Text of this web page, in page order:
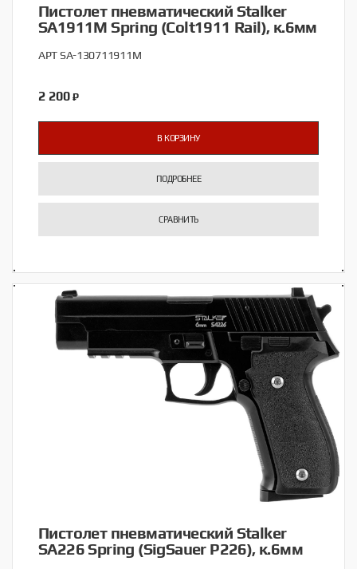
Пистолет пневматический Stalker
SA1911M Spring (Colt1911 Rail), к.6мм
АРТ SA-130711911M
2 200 ₽
В КОРЗИНУ
ПОДРОБНЕЕ
СРАВНИТЬ
Пистолет пневматический Stalker
SA226 Spring (SigSauer P226), к.6мм